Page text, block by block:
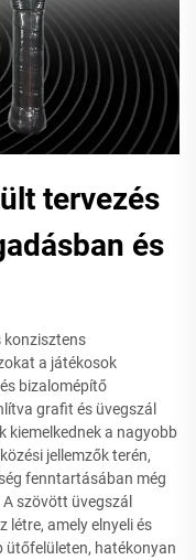
tervezés
és
konzisztens
a játékosok
bizalomépítő
grafit és üvegszál
kiemelkednek a nagyobb
jellemzők terén,
fenntartásában még
szövött üvegszál
létre, amely elnyeli és
ütőfelületen, hatékonyan